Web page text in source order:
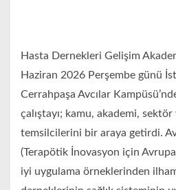
Hasta Dernekleri Gelişim
Haziran 2026 Perşembe günü
Cerrahpaşa Avcılar
çalıştayı; kamu, akademi,
temsilcilerini bir araya getirdi.
(Terapötik İnovasyon için
iyi uygulama örneklerinden